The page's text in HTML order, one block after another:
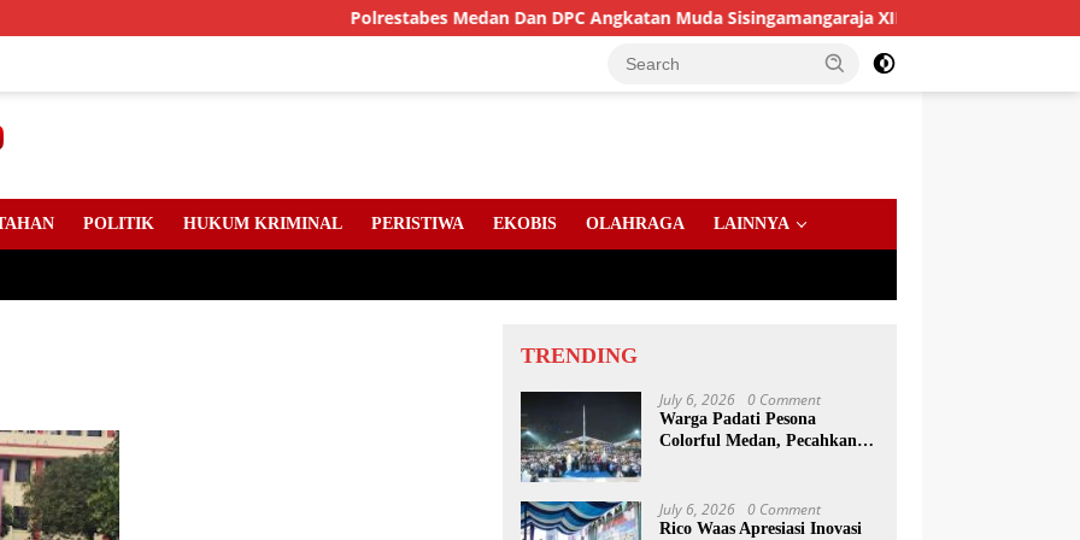
Polrestabes Medan Dan DPC Angkatan Muda Sisingamangaraja XII Perkuat Sinergitas Jaga
POLITIK HUKUM KRIMINAL PERISTIWA EKOBIS OLAHRAGA LAINNYA
TRENDING
July 6, 2026 0 Comment
Warga Padati Pesona
Colorful Medan, Pecahkan
July 6, 2026 0 Comment
Rico Waas Apresiasi Inovasi